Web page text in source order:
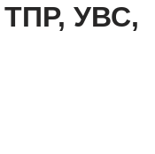
УВС,